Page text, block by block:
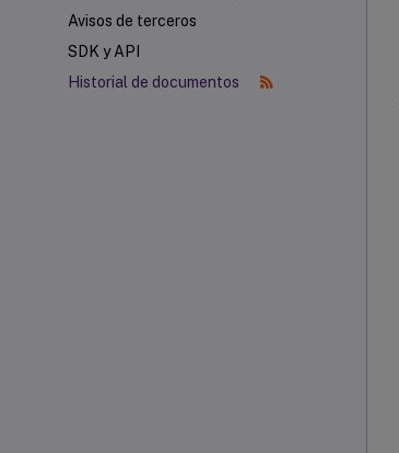
Avisos de terceros
SDK y API
Historial de documentos